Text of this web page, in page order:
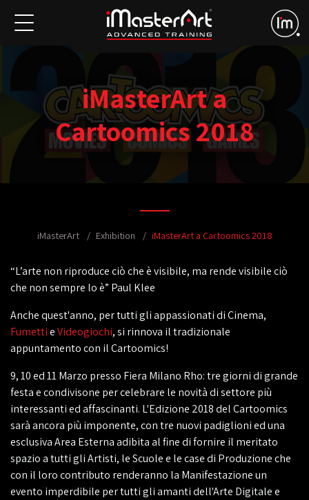
iMasterArt a
Cartoomics 2018
iMasterArt Exhibition iMasterArt a Cartoomics 2018
“L’arte non riproduce ciò che è visibile, ma rende visibile ciò
che non sempre lo è” Paul Klee
Anche quest'anno, per tutti gli appassionati di Cinema,
FumettieVideogiochi, si rinnova il tradizionale
appuntamento con il Cartoomics!
9, 10 ed 11 Marzo presso Fiera Milano Rho: tre giorni di grande
festa e condivisone per celebrare le novità di settore più
interessanti ed affascinanti. L'Edizione 2018 del Cartoomics
sarà ancora più imponente, con tre nuovi padiglioni ed una
esclusiva Area Esterna adibita al fine di fornire il meritato
spazio a tutti gli Artisti, le Scuole e le case di Produzione che
con il loro contributo renderanno la Manifestazione un
evento imperdibile per tutti gli amanti dell'Arte Digitale e